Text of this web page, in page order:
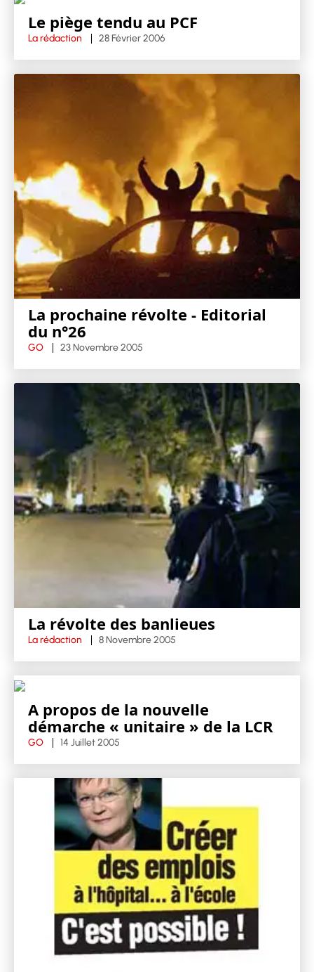
Le piège tendu au PCF
La rédaction 28 Février 2006
La prochaine révolte - Editorial
du n°26
GO 23 Novembre 2005
La révolte des banlieues
La rédaction 8 Novembre 2005
A propos de la nouvelle
démarche « unitaire » de la LCR
GO 14 Juillet 2005